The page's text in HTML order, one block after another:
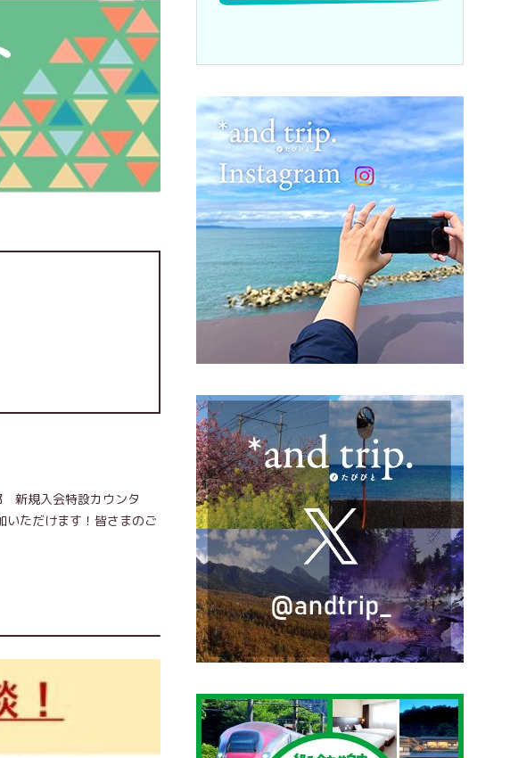
新規入会特設カウンタ
いただけます！皆さまのご